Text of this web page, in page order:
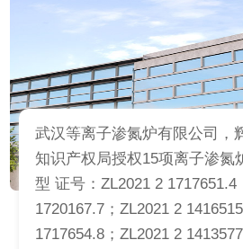
武汉等离子渗氮炉有限公司，
知识产权局授权15项离子渗氮
型 证号：ZL2021 2 1717651.4
1720167.7；ZL2021 2
1717654.8；ZL2021 2